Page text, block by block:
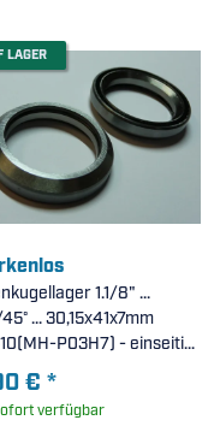
LAGER
1.1/8" ...
... 30,15x41x7mm
P03H7) - einseitig
€ *
verfügbar